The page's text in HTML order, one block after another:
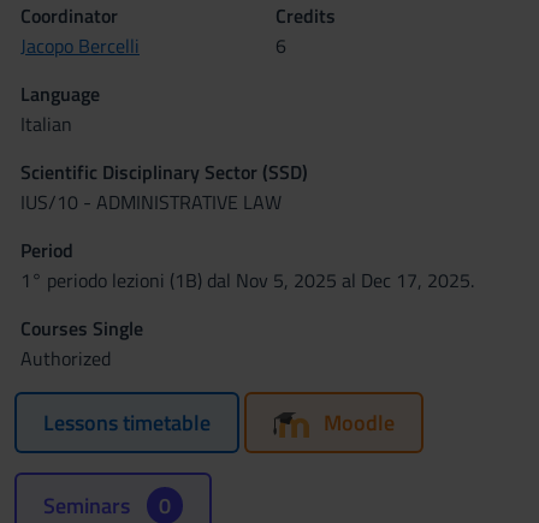
Coordinator
Jacopo Bercelli
Credits
6
Language
Italian
Scientific Disciplinary Sector (SSD)
IUS/10 - ADMINISTRATIVE LAW
Period
1° periodo lezioni (1B) dal Nov 5, 2025 al Dec 17, 2025.
Courses Single
Authorized
Lessons timetable Moodle
Seminars 0